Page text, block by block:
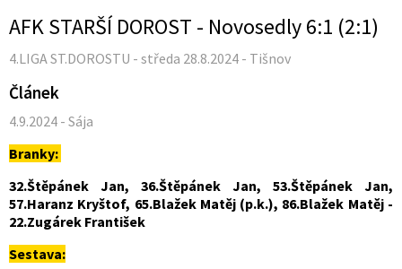
AFK STARŠÍ DOROST - Novosedly 6:1 (2:1)
4.LIGA ST.DOROSTU - středa 28.8.2024 - Tišnov
Článek
4.9.2024 - Sája
Branky:
32.Štěpánek Jan, 36.Štěpánek Jan, 53.Štěpánek Jan,
57.Haranz Kryštof, 65.Blažek Matěj (p.k.), 86.Blažek Matěj -
22.Zugárek František
Sestava: